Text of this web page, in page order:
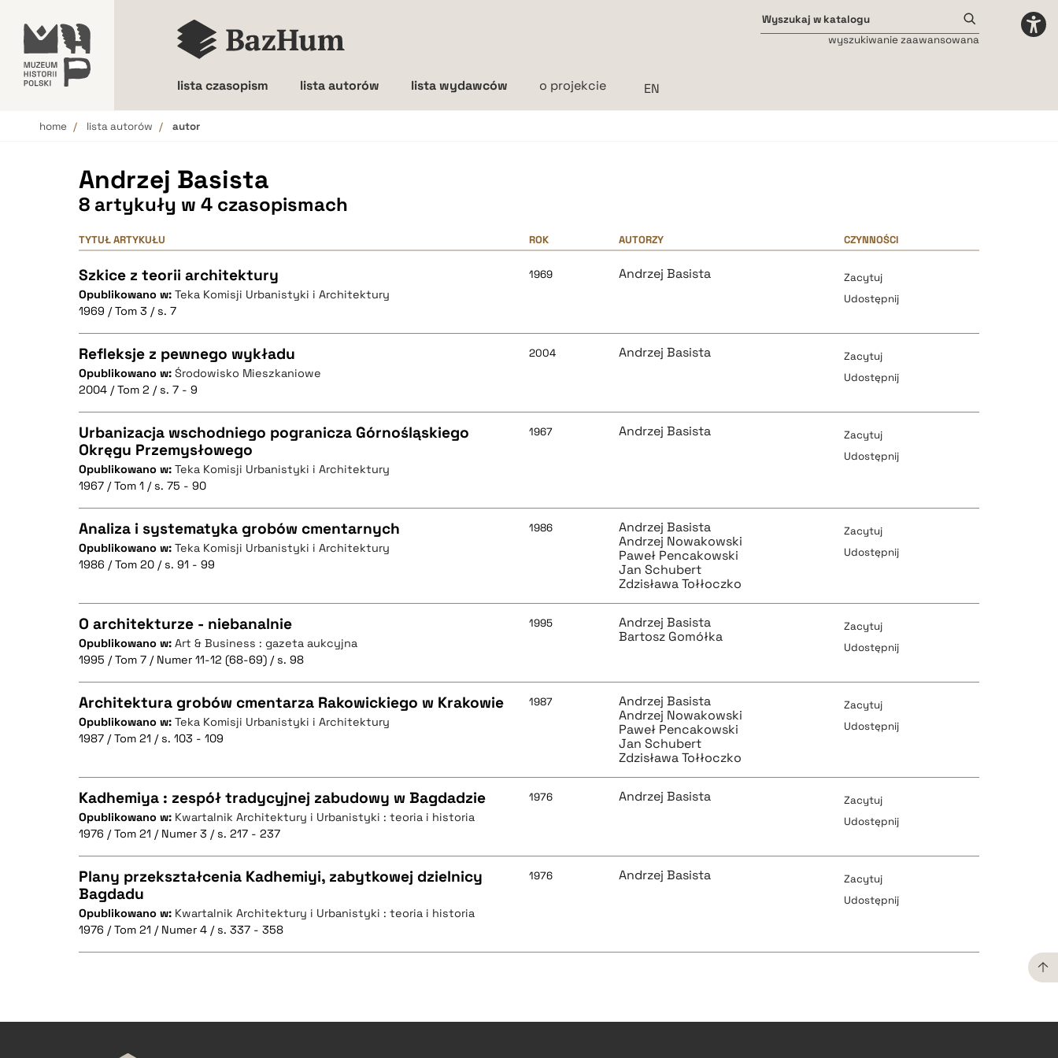
lista czasopism lista autorów lista wydawców o projekcie
wyszukiwanie zaawansowana
home lista autorów autor
Andrzej Basista
8 artykuły w 4 czasopismach
TYTUŁ ARTYKUŁU ROK AUTORZY CZYNNOŚCI
Szkice z teorii architektury
Opublikowano w: Teka Komisji Urbanistyki i Architektury
1969 / Tom 3 / s. 7
1969 Andrzej Basista
Zacytuj
Udostępnij
CZYSTY TEKST
pobierz cytat
BIBTEX
pobierz cytat
Refleksje z pewnego wykładu
Opublikowano w: Środowisko Mieszkaniowe
2004 / Tom 2 / s. 7 - 9
2004 Andrzej Basista
Zacytuj
Udostępnij
CZYSTY TEKST
pobierz cytat
BIBTEX
Urbanizacja wschodniego pogranicza Górnośląskiego
Okręgu Przemysłowego
Opublikowano w: Teka Komisji Urbanistyki i Architektury
1967 / Tom 1 / s. 75 - 90
1967 Andrzej Basista
Zacytuj
Udostępnij
CZYSTY TEKST
pobierz cytat
BIBTEX
pobierz cytat
Analiza i systematyka grobów cmentarnych
Opublikowano w: Teka Komisji Urbanistyki i Architektury
1986 / Tom 20 / s. 91 - 99
1986
Andrzej Basista
Andrzej Nowakowski
Paweł Pencakowski
Jan Schubert
Zdzisława Tołłoczko
Zacytuj
Udostępnij
CZYSTY TEKST
pobierz cytat
BIBTEX
pobierz cytat
O architekturze - niebanalnie
Opublikowano w: Art & Business : gazeta aukcyjna
1995 / Tom 7 / Numer 11-12 (68-69) / s. 98
1995
Andrzej Basista
Bartosz Gomółka
Zacytuj
Udostępnij
CZYSTY TEKST
pobierz cytat
BIBTEX
pobierz cytat
Architektura grobów cmentarza Rakowickiego w Krakowie
Opublikowano w: Teka Komisji Urbanistyki i Architektury
1987 / Tom 21 / s. 103 - 109
1987
Andrzej Basista
Andrzej Nowakowski
Paweł Pencakowski
Jan Schubert
Zdzisława Tołłoczko
Zacytuj
Udostępnij
CZYSTY TEKST
pobierz cytat
BIBTEX
pobierz cytat
Kadhemiya : zespół tradycyjnej zabudowy w Bagdadzie
Opublikowano w: Kwartalnik Architektury i Urbanistyki : teoria i historia
1976 / Tom 21 / Numer 3 / s. 217 - 237
1976 Andrzej Basista
Zacytuj
Udostępnij
CZYSTY TEKST
pobierz cytat
Plany przekształcenia Kadhemiyi, zabytkowej dzielnicy
Bagdadu
Opublikowano w: Kwartalnik Architektury i Urbanistyki : teoria i historia
1976 / Tom 21 / Numer 4 / s. 337 - 358
1976 Andrzej Basista
Zacytuj
Udostępnij